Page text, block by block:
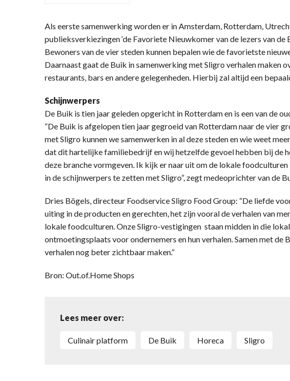
Als eerste samenwerking worden er in Amsterdam, Rotterdam,
publieksverkiezingen ‘de Favoriete Nieuwkomer van de lezers van de
Bewoners van de vier steden kunnen bepalen wie de favorietste
Daarnaast gaat de Buik in samenwerking met Sligro verhalen maken
restaurants, bars en andere gelegenheden. Hierbij zal altijd een
Schijnwerpers
De Buik is tien jaar geleden opgericht in Rotterdam en is een van de
“De Buik is afgelopen tien jaar gegroeid van Rotterdam naar de vier
met Sligro kunnen we samenwerken in al deze steden en wie weet
dat dit hartelijke familiebedrijf en wij hetzelfde gevoel hebben bij de
deze branche vormgeven. Ik kijk er naar uit om de lokale foodculturen
in de schijnwerpers te zetten met Sligro”, zegt medeoprichter van de
Dries Bögels, directeur Foodservice Sligro Food Group: “De liefde
uiting in de producten en gerechten, het zijn vooral de verhalen van
lokale foodculturen. Onze Sligro-vestigingen staan midden in die
ontmoetingsplaats voor ondernemers en hun verhalen. Samen met de
verhalen nog beter zichtbaar maken.”
Bron: Out.of.Home Shops
Lees meer over:
culinair platform de Buik horeca Sligro